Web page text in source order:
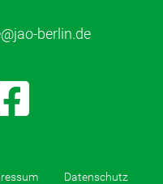
berlin.de
Datenschutz